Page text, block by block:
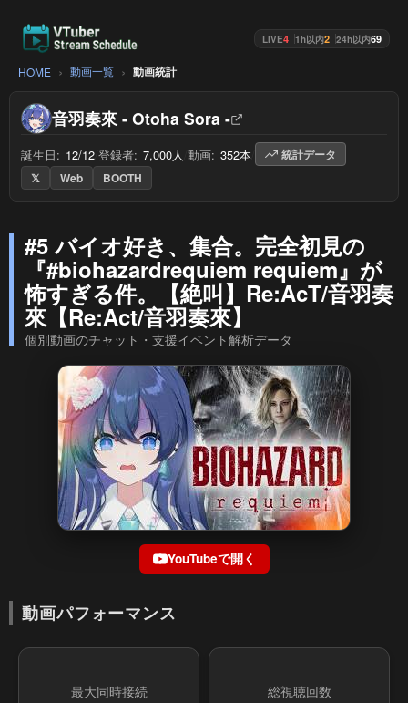
LIVE4 1h以内2 24h以内69
HOME 動画一覧 動画統計
音羽奏來 - Otoha Sora -
誕生日: 12/12 登録者: 7,000人 動画: 352本
統計データ
𝕏
Web BOOTH
#5 バイオ好き、集合。完全初見の
『#biohazardrequiem requiem』が
怖すぎる件。【絶叫】Re:AcT/音羽奏
來【Re:Act/音羽奏來】
個別動画のチャット・支援イベント解析データ
YouTubeで開く
動画パフォーマンス
最大同時接続 総視聴回数